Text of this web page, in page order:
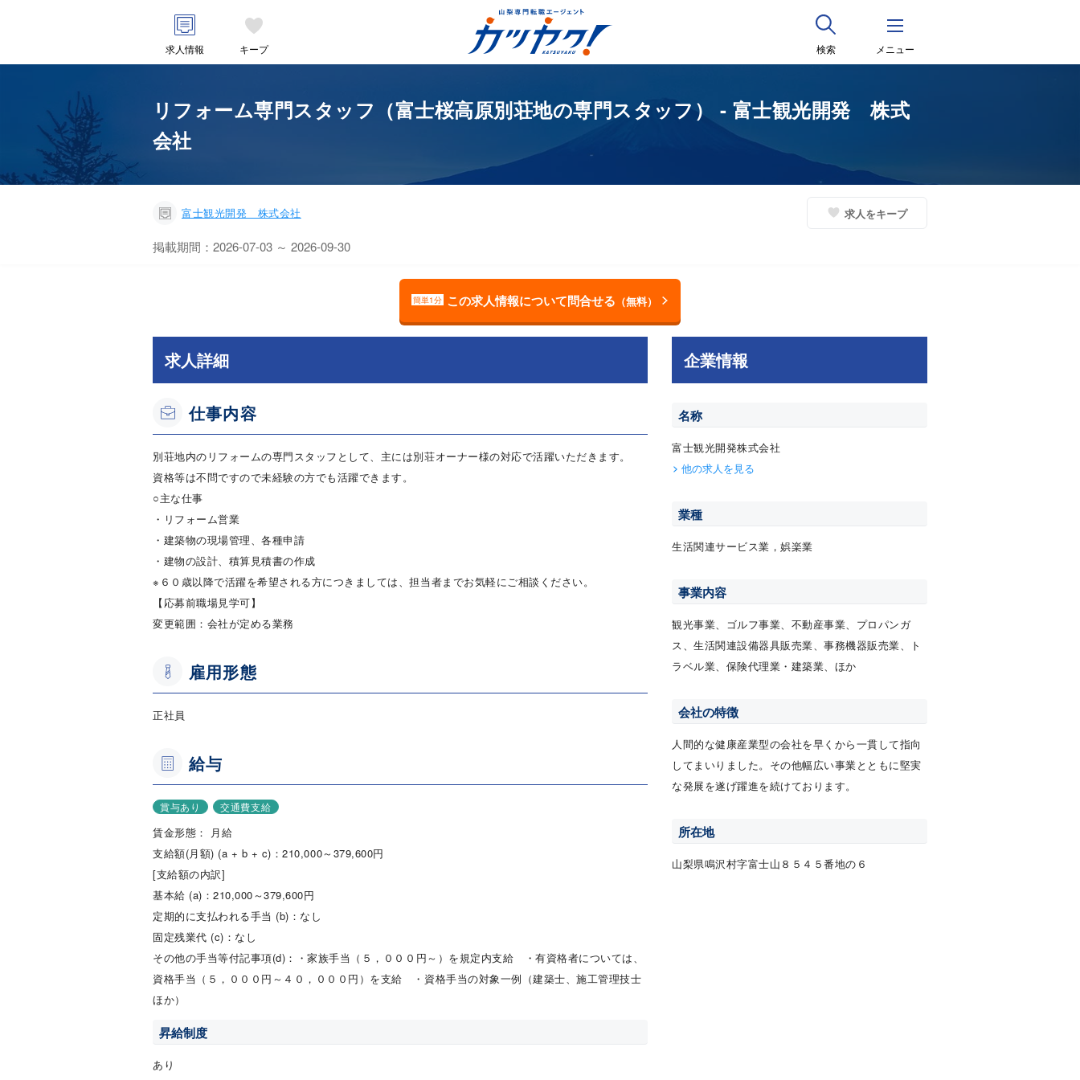
求人情報 キープ 検索 メニュー
リフォーム専門スタッフ（富士桜高原別荘地の専門スタッフ） - 富士観光開発 株式
会社
富士観光開発 株式会社 求人をキープ
掲載期間：2026-07-03 ～ 2026-09-30
簡単1分 この求人情報について問合せる （無料）
求人詳細
仕事内容
別荘地内のリフォームの専門スタッフとして、主には別荘オーナー様の対応で活躍いただきます。
資格等は不問ですので未経験の方でも活躍できます。
○主な仕事
・リフォーム営業
・建築物の現場管理、各種申請
・建物の設計、積算見積書の作成
※６０歳以降で活躍を希望される方につきましては、担当者までお気軽にご相談ください。
【応募前職場見学可】
変更範囲：会社が定める業務
雇用形態
正社員
給与
賞与あり 交通費支給
賃金形態： 月給
支給額(月額) (a + b + c)：210,000～379,600円
[支給額の内訳]
基本給 (a)：210,000～379,600円
定期的に支払われる手当 (b)：なし
固定残業代 (c)：なし
その他の手当等付記事項(d)：・家族手当（５，０００円～）を規定内支給 ・有資格者については、
資格手当（５，０００円～４０，０００円）を支給 ・資格手当の対象一例（建築士、施工管理技士
ほか）
昇給制度
あり
企業情報
名称
富士観光開発株式会社
他の求人を見る
業種
生活関連サービス業，娯楽業
事業内容
観光事業、ゴルフ事業、不動産事業、プロパンガ
ス、生活関連設備器具販売業、事務機器販売業、ト
ラベル業、保険代理業・建築業、ほか
会社の特徴
人間的な健康産業型の会社を早くから一貫して指向
してまいりました。その他幅広い事業とともに堅実
な発展を遂げ躍進を続けております。
所在地
山梨県鳴沢村字富士山８５４５番地の６